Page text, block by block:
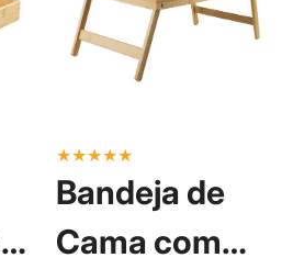
★★★★★
Bandeja de
Cama com